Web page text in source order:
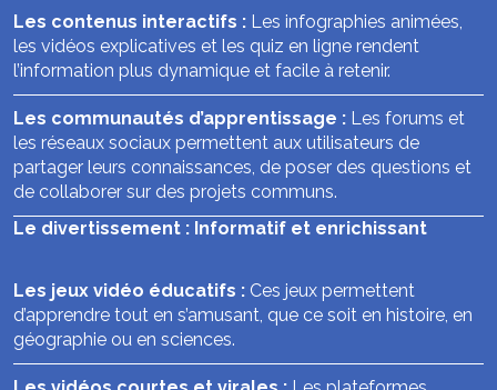
Les contenus interactifs : Les infographies animées,
les vidéos explicatives et les quiz en ligne rendent
l’information plus dynamique et facile à retenir.
Les communautés d’apprentissage : Les forums et
les réseaux sociaux permettent aux utilisateurs de
partager leurs connaissances, de poser des questions et
de collaborer sur des projets communs.
Le divertissement : Informatif et enrichissant
Les jeux vidéo éducatifs : Ces jeux permettent
d’apprendre tout en s’amusant, que ce soit en histoire, en
géographie ou en sciences.